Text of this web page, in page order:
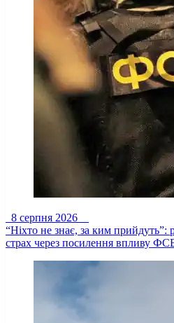
8 серпня 2026
“Ніхто не знає, за ким прийдуть”:
страх через посилення впливу